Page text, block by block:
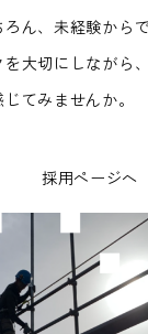
ん、未経験から
大切にしながら
てみませんか。
採用ページへ